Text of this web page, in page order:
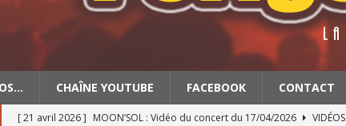
CHAÎNE YOUTUBE FACEBOOK CONTACT
[ 21 avril 2026 ] MOON’SOL : Vidéo du concert du 17/04/2026
VIDÉOS